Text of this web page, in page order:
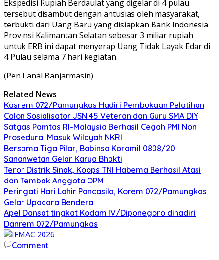
Ekspedisi Rupiah Berdaulat yang digelar di 4 pulau
tersebut disambut dengan antusias oleh masyarakat,
terbukti dari Uang Baru yang disiapkan Bank Indonesia
Provinsi Kalimantan Selatan sebesar 3 miliar rupiah
untuk ERB ini dapat menyerap Uang Tidak Layak Edar di
4 Pulau selama 7 hari kegiatan.
(Pen Lanal Banjarmasin)
Related News
Kasrem 072/Pamungkas Hadiri Pembukaan Pelatihan
Calon Sosialisator JSN 45 Veteran dan Guru SMA DIY
Satgas Pamtas RI-Malaysia Berhasil Cegah PMI Non
Prosedural Masuk Wilayah NKRI
Bersama Tiga Pilar, Babinsa Koramil 0808/20
Sananwetan Gelar Karya Bhakti
Teror Distrik Sinak, Koops TNI Habema Berhasil Atasi
dan Tembak Anggota OPM
Peringati Hari Lahir Pancasila, Korem 072/Pamungkas
Gelar Upacara Bendera
Apel Dansat tingkat Kodam lV/Diponegoro dihadiri
Danrem 072/Pamungkas
Comment